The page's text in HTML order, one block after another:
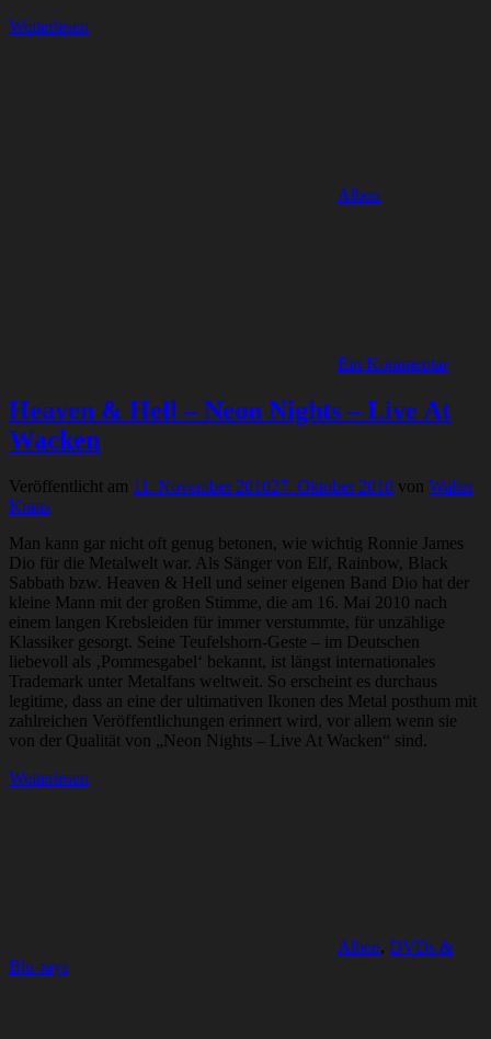
Weiterlesen
Alben
Ein Kommentar
Heaven & Hell – Neon Nights – Live At
Wacken
Veröffentlicht am 11. November 201027. Oktober 2010 von Walter
Kraus
Man kann gar nicht oft genug betonen, wie wichtig Ronnie James
Dio für die Metalwelt war. Als Sänger von Elf, Rainbow, Black
Sabbath bzw. Heaven & Hell und seiner eigenen Band Dio hat der
kleine Mann mit der großen Stimme, die am 16. Mai 2010 nach
einem langen Krebsleiden für immer verstummte, für unzählige
Klassiker gesorgt. Seine Teufelshorn-Geste – im Deutschen
liebevoll als ‚Pommesgabel‘ bekannt, ist längst internationales
Trademark unter Metalfans weltweit. So erscheint es durchaus
legitime, dass an eine der ultimativen Ikonen des Metal posthum mit
zahlreichen Veröffentlichungen erinnert wird, vor allem wenn sie
von der Qualität von „Neon Nights – Live At Wacken“ sind.
Weiterlesen
Alben, DVDs &
Blu-rays